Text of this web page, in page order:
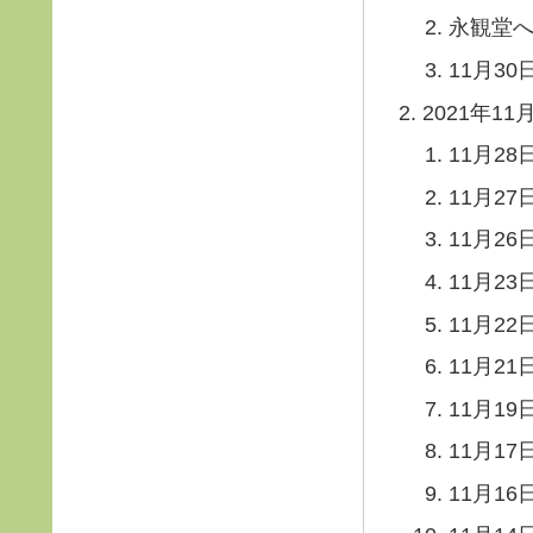
永観堂
11月30
2021年11月
11月28日
11月27
11月26日
11月23
11月22
11月21日
11月19
11月17日
11月16